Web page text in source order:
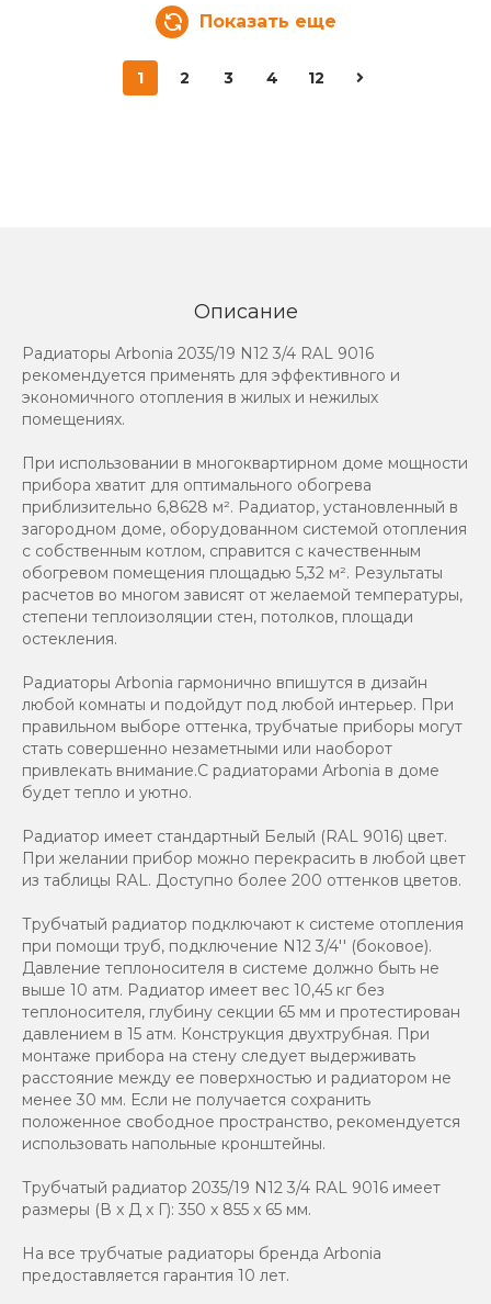
Показать еще
1 2 3 4 12
Описание
Радиаторы Arbonia 2035/19 N12 3/4 RAL 9016
рекомендуется применять для эффективного и
экономичного отопления в жилых и нежилых
помещениях.
При использовании в многоквартирном доме мощности
прибора хватит для оптимального обогрева
приблизительно 6,8628 м². Радиатор, установленный в
загородном доме, оборудованном системой отопления
с собственным котлом, справится с качественным
обогревом помещения площадью 5,32 м². Результаты
расчетов во многом зависят от желаемой температуры,
степени теплоизоляции стен, потолков, площади
остекления.
Радиаторы Arbonia гармонично впишутся в дизайн
любой комнаты и подойдут под любой интерьер. При
правильном выборе оттенка, трубчатые приборы могут
стать совершенно незаметными или наоборот
привлекать внимание.С радиаторами Аrbonia в доме
будет тепло и уютно.
Радиатор имеет стандартный Белый (RAL 9016) цвет.
При желании прибор можно перекрасить в любой цвет
из таблицы RAL. Доступно более 200 оттенков цветов.
Трубчатый радиатор подключают к системе отопления
при помощи труб, подключение N12 3/4'' (боковое).
Давление теплоносителя в системе должно быть не
выше 10 атм. Радиатор имеет вес 10,45 кг без
теплоносителя, глубину секции 65 мм и протестирован
давлением в 15 атм. Конструкция двухтрубная. При
монтаже прибора на стену следует выдерживать
расстояние между ее поверхностью и радиатором не
менее 30 мм. Если не получается сохранить
положенное свободное пространство, рекомендуется
использовать напольные кронштейны.
Трубчатый радиатор 2035/19 N12 3/4 RAL 9016 имеет
размеры (В x Д x Г): 350 x 855 x 65 мм.
На все трубчатые радиаторы бренда Аrbonia
предоставляется гарантия 10 лет.